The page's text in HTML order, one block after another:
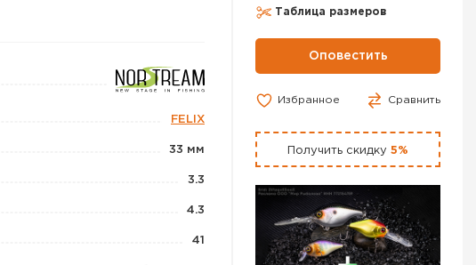
FELIX
33 мм
3.3
4.3
41
Таблица размеров
Оповестить
Избранное Сравнить
Получить скидку 5%